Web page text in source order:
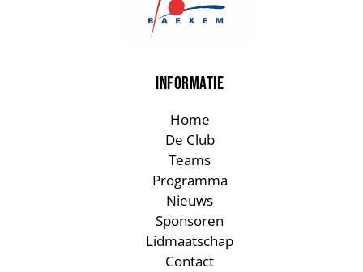
INFORMATIE
Home
De Club
Teams
Programma
Nieuws
Sponsoren
Lidmaatschap
Contact